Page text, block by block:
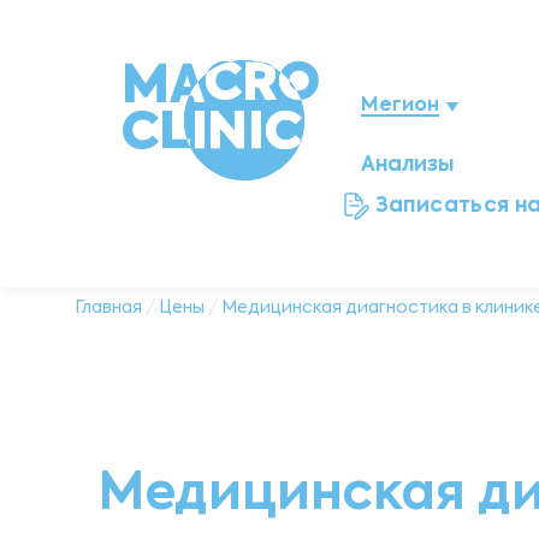
Мегион
Нижневартовск
Сургут
Анализы
Записаться
Главная / Цены / Медицинская диагностика в
Медицинская